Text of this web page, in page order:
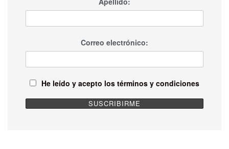
Correo electrónico:
He leído y acepto los términos y condiciones